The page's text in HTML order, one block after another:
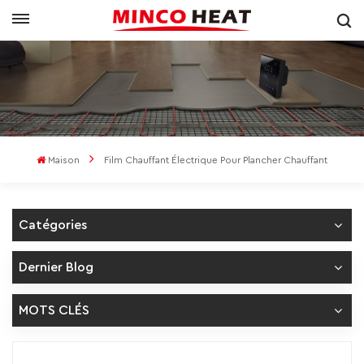
Maison Film Chauffant Électrique Pour Plancher Chauffant
Catégories
Dernier Blog
MOTS CLÉS